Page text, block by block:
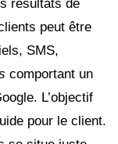
résultats de
peut être
SMS,
comportant un
L’objectif
pour le client.